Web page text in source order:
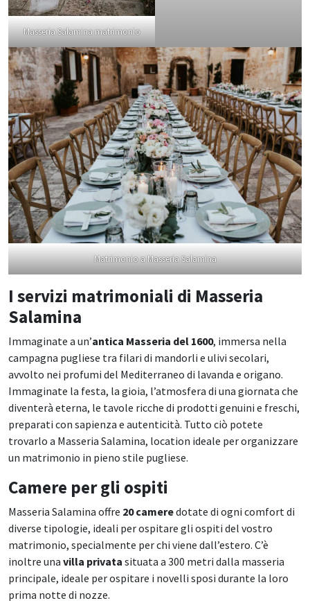
Masseria Salamina matrimonio
Matrimonio a Masseria Salamina
I servizi matrimoniali di Masseria
Salamina
Immaginate a un’antica Masseria del 1600, immersa nella
campagna pugliese tra filari di mandorli e ulivi secolari,
avvolto nei profumi del Mediterraneo di lavanda e origano.
Immaginate la festa, la gioia, l’atmosfera di una giornata che
diventerà eterna, le tavole ricche di prodotti genuini e freschi,
preparati con sapienza e autenticità. Tutto ciò potete
trovarlo a Masseria Salamina, location ideale per organizzare
un matrimonio in pieno stile pugliese.
Camere per gli ospiti
Masseria Salamina offre 20 cameredotate di ogni comfort di
diverse tipologie, ideali per ospitare gli ospiti del vostro
matrimonio, specialmente per chi viene dall’estero. C’è
inoltre una villa privata situata a 300 metri dalla masseria
principale, ideale per ospitare i novelli sposi durante la loro
prima notte di nozze.